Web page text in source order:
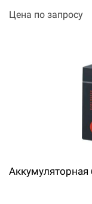
Цена по запросу
Аккумуляторная